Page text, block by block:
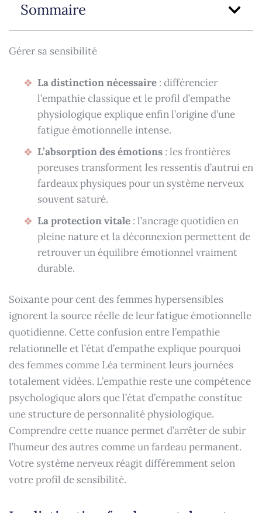
Sommaire
Gérer sa sensibilité
La distinction nécessaire : différencier
l’empathie classique et le profil d’empathe
physiologique explique enfin l’origine d’une
fatigue émotionnelle intense.
L’absorption des émotions : les frontières
poreuses transforment les ressentis d’autrui en
fardeaux physiques pour un système nerveux
souvent saturé.
La protection vitale : l’ancrage quotidien en
pleine nature et la déconnexion permettent de
retrouver un équilibre émotionnel vraiment
durable.
Soixante pour cent des femmes hypersensibles
ignorent la source réelle de leur fatigue émotionnelle
quotidienne. Cette confusion entre l’empathie
relationnelle et l’état d’empathe explique pourquoi
des femmes comme Léa terminent leurs journées
totalement vidées. L’empathie reste une compétence
psychologique alors que l’état d’empathe constitue
une structure de personnalité physiologique.
Comprendre cette nuance permet d’arrêter de subir
l’humeur des autres comme un fardeau permanent.
Votre système nerveux réagit différemment selon
votre profil de sensibilité.